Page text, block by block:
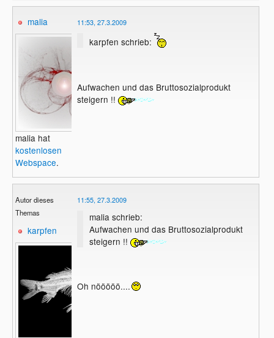
malia
malia hat
kostenlosen
Webspace.
11:53, 27.3.2009
karpfen schrieb:
Aufwachen und das Bruttosozialprodukt
steigern !!
Autor dieses
Themas
karpfen
11:55, 27.3.2009
malia schrieb:
Aufwachen und das Bruttosozialprodukt
steigern !!
Oh nööööö....